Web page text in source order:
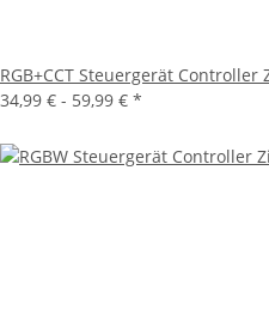
RGB+CCT Steuergerät
34,99 € - 59,99 € *